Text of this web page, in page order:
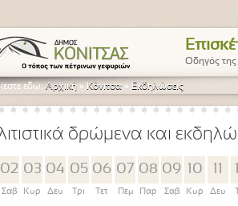
Οδηγός της
εδώ:Αρχική » Κόνιτσα » Εκδηλώσεις
δρώμενα και
02
Σαβ
03
Κυρ
04
Δευ
05
Τρι
06
Τετ
07
Πεμ
08
Παρ
09
Σαβ
10
Κυρ Δευ